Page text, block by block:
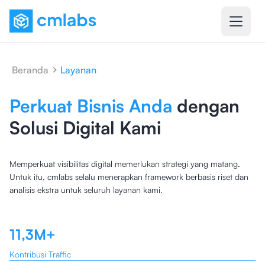
Beranda Layanan
Perkuat Bisnis Anda dengan
Solusi Digital Kami
Memperkuat visibilitas digital memerlukan strategi yang matang.
Untuk itu, cmlabs selalu menerapkan framework berbasis riset dan
analisis ekstra untuk seluruh layanan kami.
11,3M+
Kontribusi Traffic